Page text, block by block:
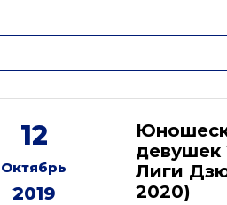
12
Октябрь
2019
девушек
Лиги
2020)